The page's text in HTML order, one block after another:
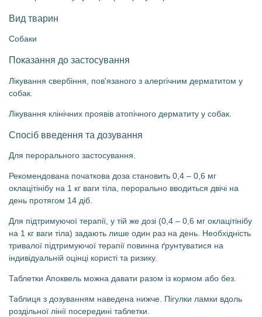
Вид тварин
Собаки
Показання до застосування
Лікування свербіння, пов'язаного з алергічним дерматитом у
собак.
Лікування клінічних проявів атопічного дерматиту у собак.
Спосіб введення та дозування
Для перорального застосування.
Рекомендована початкова доза становить 0,4 – 0,6 мг
оклацітінібу на 1 кг ваги тіла, перорально вводиться двічі на
день протягом 14 діб.
Для підтримуючої терапії, у тій же дозі (0,4 – 0,6 мг оклацітінібу
на 1 кг ваги тіла) задають лише один раз на день. Необхідність
тривалої підтримуючої терапії повинна ґрунтуватися на
індивідуальній оцінці користі та ризику.
Таблетки Апоквель можна давати разом із кормом або без.
Таблиця з дозуванням наведена нижче. Пігулки ламки вдоль
роздільної лінії посередині таблетки.